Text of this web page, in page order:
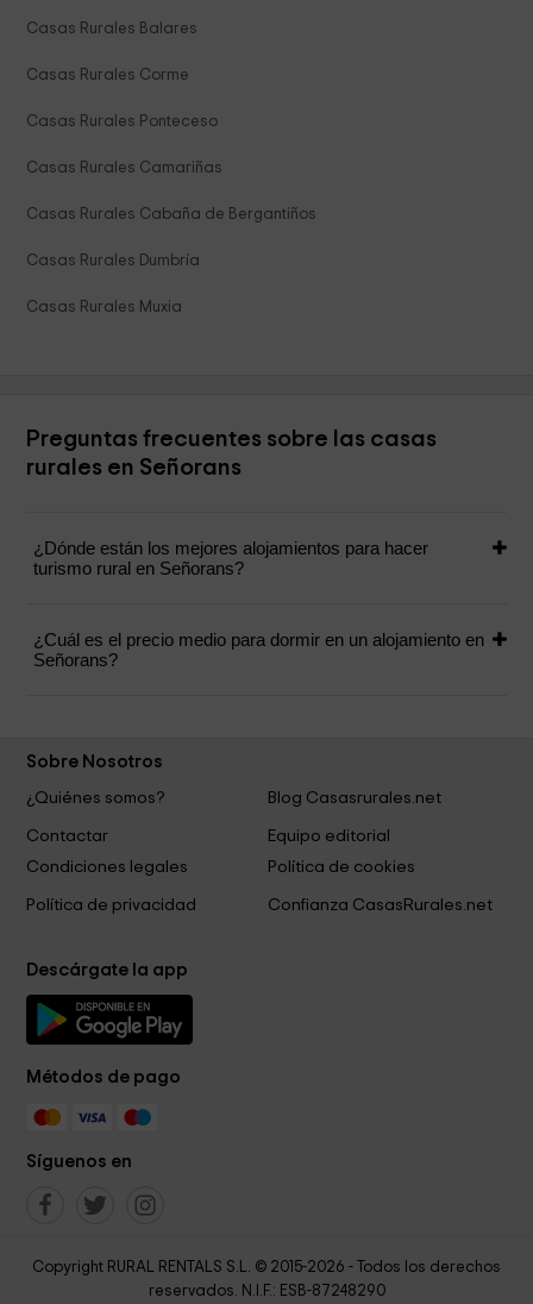
Casas Rurales Balares
Casas Rurales Corme
Casas Rurales Ponteceso
Casas Rurales Camariñas
Casas Rurales Cabaña de Bergantiños
Casas Rurales Dumbría
Casas Rurales Muxia
Preguntas frecuentes sobre las casas
rurales en Señorans
¿Dónde están los mejores alojamientos para hacer
turismo rural en Señorans?
¿Cuál es el precio medio para dormir en un alojamiento en
Señorans?
Sobre Nosotros
¿Quiénes somos?
Blog Casasrurales.net
Contactar
Equipo editorial
Condiciones legales
Política de cookies
Política de privacidad Confianza CasasRurales.net
Descárgate la app
Métodos de pago
Síguenos en
Copyright RURAL RENTALS S.L. © 2015-2026 - Todos los derechos
reservados. N.I.F.: ESB-87248290